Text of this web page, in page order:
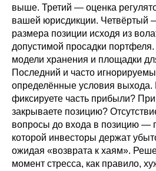
выше. Третий — оценка
вашей юрисдикции. Четвёртый
размера позиции исходя из
допустимой просадки
модели хранения и площадки
Последний и часто
определённые условия выхода.
фиксируете часть прибыли?
закрываете позицию?
вопросы до входа в позицию —
которой инвесторы держат
ожидая «возврата к хаям».
момент стресса, как правило,